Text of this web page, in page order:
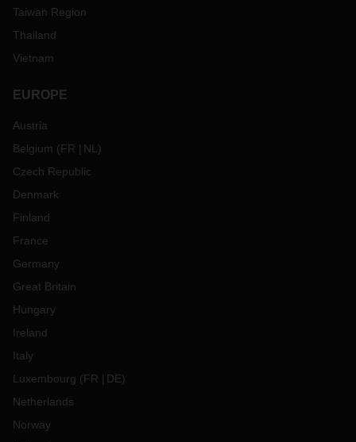
Taiwan Region
Thailand
Vietnam
EUROPE
Austria
Belgium (FR NL )
Czech Republic
Denmark
Finland
France
Germany
Great Britain
Hungary
Ireland
Italy
Luxembourg (FR DE)
Netherlands
Norway